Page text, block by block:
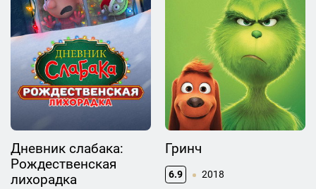
Дневник слабака:
Рождественская
лихорадка
Гринч
6.9 2018